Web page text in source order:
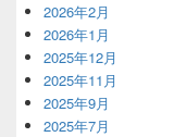
2026年2月
2026年1月
2025年12月
2025年11月
2025年9月
2025年7月